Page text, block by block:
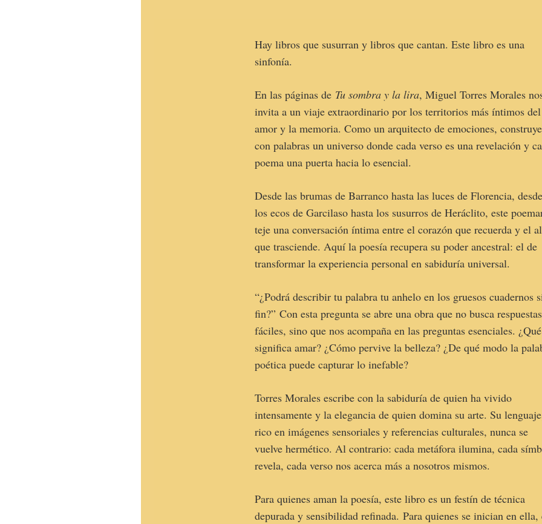
Hay libros que susurran y libros que cantan. Este libro es una
sinfonía.
En las páginas de Tu sombra y la lira, Miguel Torres Morales
invita a un viaje extraordinario por los territorios más íntimos del
amor y la memoria. Como un arquitecto de emociones, construye
con palabras un universo donde cada verso es una revelación y
poema una puerta hacia lo esencial.
Desde las brumas de Barranco hasta las luces de Florencia, desde
los ecos de Garcilaso hasta los susurros de Heráclito, este
teje una conversación íntima entre el corazón que recuerda y el
que trasciende. Aquí la poesía recupera su poder ancestral: el de
transformar la experiencia personal en sabiduría universal.
“¿Podrá describir tu palabra tu anhelo en los gruesos cuadernos
fin?” Con esta pregunta se abre una obra que no busca respuestas
fáciles, sino que nos acompaña en las preguntas esenciales. ¿Qué
significa amar? ¿Cómo pervive la belleza? ¿De qué modo la
poética puede capturar lo inefable?
Torres Morales escribe con la sabiduría de quien ha vivido
intensamente y la elegancia de quien domina su arte. Su
rico en imágenes sensoriales y referencias culturales, nunca se
vuelve hermético. Al contrario: cada metáfora ilumina, cada
revela, cada verso nos acerca más a nosotros mismos.
Para quienes aman la poesía, este libro es un festín de técnica
depurada y sensibilidad refinada. Para quienes se inician en ella,